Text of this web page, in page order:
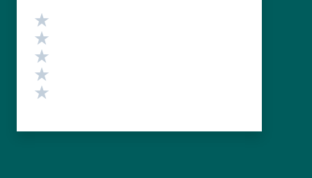
Valutazione